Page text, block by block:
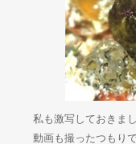
私も激写しておきまし
動画も撮ったつもり